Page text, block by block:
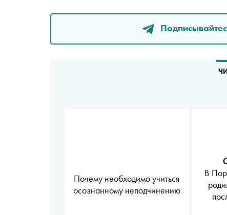
Почему необходимо учиться
осознанному неподчинению
В